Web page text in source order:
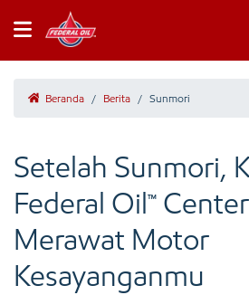
Beranda / Berita / Sunmori
Setelah Sunmori,
Federal Oil™
Merawat Motor
Kesayanganmu